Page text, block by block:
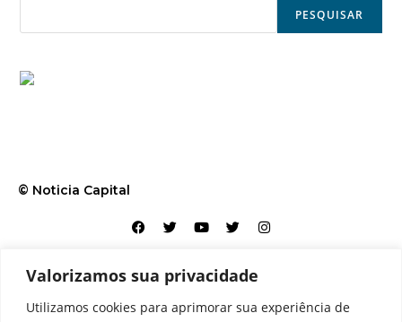
Valorizamos sua privacidade
Utilizamos cookies para aprimorar sua experiência de
PESQUISAR
© Noticia Capital
Contato Home Aviso legal Configurações de cookies